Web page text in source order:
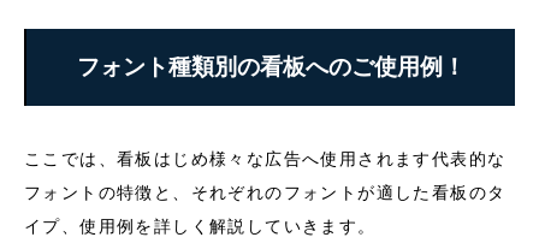
フォント種類別の看板へのご使用例！
ここでは、看板はじめ様々な広告へ使用されます代表的な
フォントの特徴と、それぞれのフォントが適した看板のタ
イプ、使用例を詳しく解説していきます。